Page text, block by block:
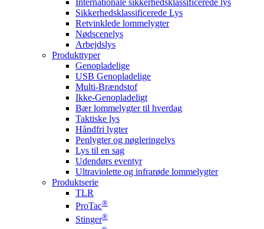
Internationale sikkerhedsklassificerede lys
Sikkerhedsklassificerede Lys
Retvinklede lommelygter
Nødscenelys
Arbejdslys
Produkttyper
Genopladelige
USB Genopladelige
Multi-Brændstof
Ikke-Genopladeligt
Bær lommelygter til hverdag
Taktiske lys
Håndfri lygter
Penlygter og nøgleringelys
Lys til en sag
Udendørs eventyr
Ultraviolette og infrarøde lommelygter
Produktserie
TLR
ProTac®
Stinger®